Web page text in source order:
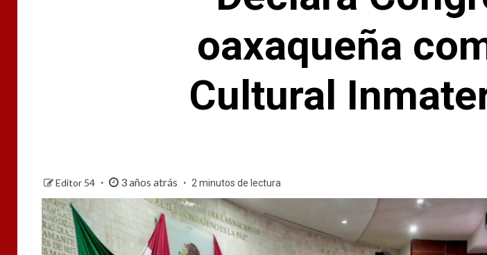
oaxaqueña
Cultural
Editor 54 3 años atrás 2 minutos de lectura